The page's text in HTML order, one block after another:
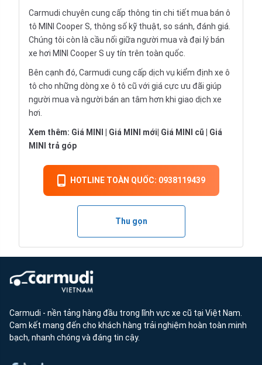
Carmudi chuyên cung cấp thông tin chi tiết mua bán ô
tô MINI Cooper S, thông số kỹ thuật, so sánh, đánh giá.
Chúng tôi còn là cầu nối giữa người mua và đại lý bán
xe hơi MINI Cooper S uy tín trên toàn quốc.
Bên cạnh đó, Carmudi cung cấp dịch vụ kiểm định xe ô
tô cho những dòng xe ô tô cũ với giá cực ưu đãi giúp
người mua và người bán an tâm hơn khi giao dịch xe
hơi.
Xem thêm: Giá MINI Giá MINI mới Giá MINI cũ
Giá
MINI trả góp
HOTLINE TOÀN QUỐC: 0938119439
Thu gọn
Carmudi - nền tảng hàng đầu trong lĩnh vực xe cũ tại Việt Nam.
Cam kết mang đến cho khách hàng trải nghiệm hoàn toàn minh
bạch, nhanh chóng và đáng tin cậy.